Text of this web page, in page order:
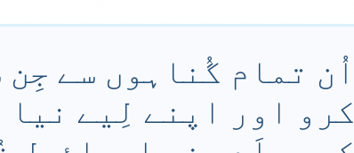
اُن تمام گُناہوں سے
کرو اور اپنے لِیے